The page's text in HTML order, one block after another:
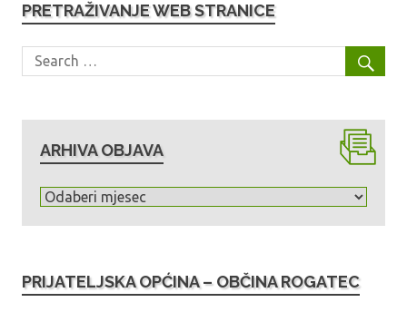
PRETRAŽIVANJE WEB STRANICE
ARHIVA OBJAVA
A
v
PRIJATELJSKA OPĆINA – OBČINA ROGATEC